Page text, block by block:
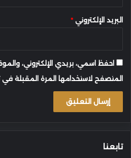
البريد الإلكتروني *
احفظ اسمي، بريدي الإلكتروني،
المتصفح لاستخدامها المرة المقبلة في
تابعنا